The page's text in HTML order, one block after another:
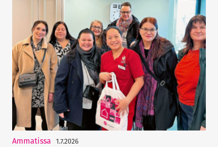
Ammatissa 1.7.2026